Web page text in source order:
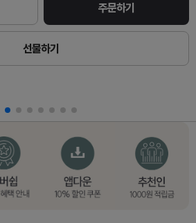
주문하기
선물하기